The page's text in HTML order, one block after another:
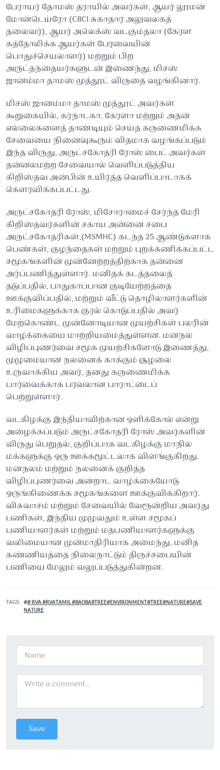
பேராயர் தோமஸ் தராயில் அவர்கள், ஆயர் லூமன்
மோன்டெய்ரோ (CBCI சுகாதார அலுவலகத்
தலைவர்), ஆயர் அலெக்ஸ் வடகும்தலா (கேரள
கத்தோலிக்க ஆயர்கள் பேரவையின்
பொதுச்செயலாளர்) மற்றும் பிற
அருட்தந்தையர்களுடன் இணைந்து, மிசஸ்
ஜானம்மா தாமஸ் முத்தூட் விருதை வழங்கினார்.
மிசஸ் ஜானம்மா தாமஸ் முத்தூட் அவர்கள்
கூறுகையில், கர்நாடகா, கேரளா மற்றும் அதன்
எல்லைகளைத் தாண்டியும் செய்த கருணைமிக்க
சேவையை நினைவுகூரும் விதமாக வழங்கப்படும்
இந்த விருது, அருட்சகோதரி ரோஸ் பைட் அவர்கள்
தன்னலமற்ற சேவையால் வெளிப்படுத்திய
கிறிஸ்தவ அன்பின் உயிர்த்த வெளிப்பாடாகக்
கௌரவிக்கப்பட்டது.
அருட்சகோதரி ரோஸ், மிசோராமைச் சேர்ந்த மேரி
கிறிஸ்தவர்களின் சகாய அன்னை சபை
அருட்சகோதரிகள்,(MSMHC) கடந்த 25 ஆண்டுகளாக
பெண்கள், குழந்தைகள் மற்றும் புறக்கணிக்கப்பட்ட
சமூகங்களின் முன்னேற்றத்திற்காக தன்னை
அர்ப்பணித்துள்ளார். மனிதக் கடத்தலைத்
தடுப்பதில், பாதுகாப்பான குடியேற்றத்தை
ஊக்குவிப்பதில், மற்றும் வீட்டு தொழிலாளர்களின்
உரிமைகளுக்காக குரல் கொடுப்பதில் அவர்
மேற்கொண்ட முன்னோடியான முயற்சிகள் பலரின்
வாழ்க்கையை மாற்றியமைத்துள்ளன. மனநல
விழிப்புணர்வை சமூக முயற்சிகளோடு இணைத்து,
முழுமையான நலனைக் காக்கும் சூழலை
உருவாக்கிய அவர், தனது கருணைமிக்க
பார்வைக்காக பரவலான பாராட்டைப்
பெற்றுள்ளார்.
வடகிழக்கு இந்தியாவிற்கான ஒளிக்கோல் என்று
அழைக்கப்படும் அருட்சகோதரி ரோஸ் அவர்களின்
விருது பெறுதல், குறிப்பாக வடகிழக்கு மாநில
மக்களுக்கு ஒரு ஊக்கமூட்டலாக விளங்குகிறது.
மனநலம் மற்றும் நலனைக் குறித்த
விழிப்புணர்வை அன்றாட வாழ்க்கையோடு
ஒருங்கிணைக்க சமூகங்களை ஊக்குவிக்கிறார்.
விசுவாசம் மற்றும் சேவையில் வேரூன்றிய அவரது
பணிகள், இந்திய முழுவதும் உள்ள சமூகப்
பணியாளர்கள் மற்றும் மதபணியாளர்களுக்கு
வலிமையான முன்மாதிரியாக அமைந்து, மனித
கண்ணியத்தை நிலைநாட்டும் திருச்சபையின்
பணியை மேலும் வலுப்படுத்துகின்றன.
TAGS
# RVA #RVATAMIL #BAOBABTREE#ENVIRONMENT#TREE#NATURE#SAVE
NATURE